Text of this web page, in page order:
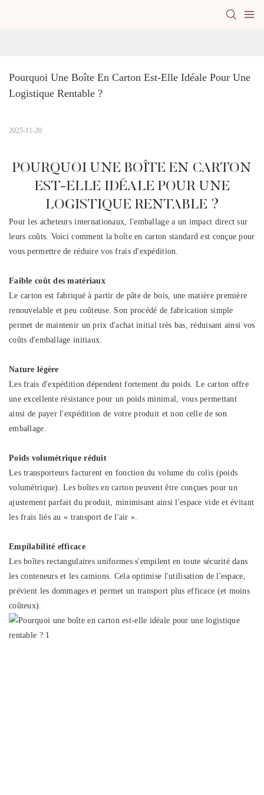
Pourquoi Une Boîte En Carton Est-Elle Idéale Pour Une
Logistique Rentable ?
2025-11-20
POURQUOI UNE BOÎTE EN CARTON
EST-ELLE IDÉALE POUR UNE
LOGISTIQUE RENTABLE ?
Pour les acheteurs internationaux, l'emballage a un impact direct sur
leurs coûts. Voici comment la boîte en carton standard est conçue pour
vous permettre de réduire vos frais d'expédition.
Faible coût des matériaux
Le carton est fabriqué à partir de pâte de bois, une matière première
renouvelable et peu coûteuse. Son procédé de fabrication simple
permet de maintenir un prix d'achat initial très bas, réduisant ainsi vos
coûts d'emballage initiaux.
Nature légère
Les frais d'expédition dépendent fortement du poids. Le carton offre
une excellente résistance pour un poids minimal, vous permettant
ainsi de payer l'expédition de votre produit et non celle de son
emballage.
Poids volumétrique réduit
Les transporteurs facturent en fonction du volume du colis (poids
volumétrique). Les boîtes en carton peuvent être conçues pour un
ajustement parfait du produit, minimisant ainsi l'espace vide et évitant
les frais liés au « transport de l'air ».
Empilabilité efficace
Les boîtes rectangulaires uniformes s'empilent en toute sécurité dans
les conteneurs et les camions. Cela optimise l'utilisation de l'espace,
prévient les dommages et permet un transport plus efficace (et moins
coûteux).